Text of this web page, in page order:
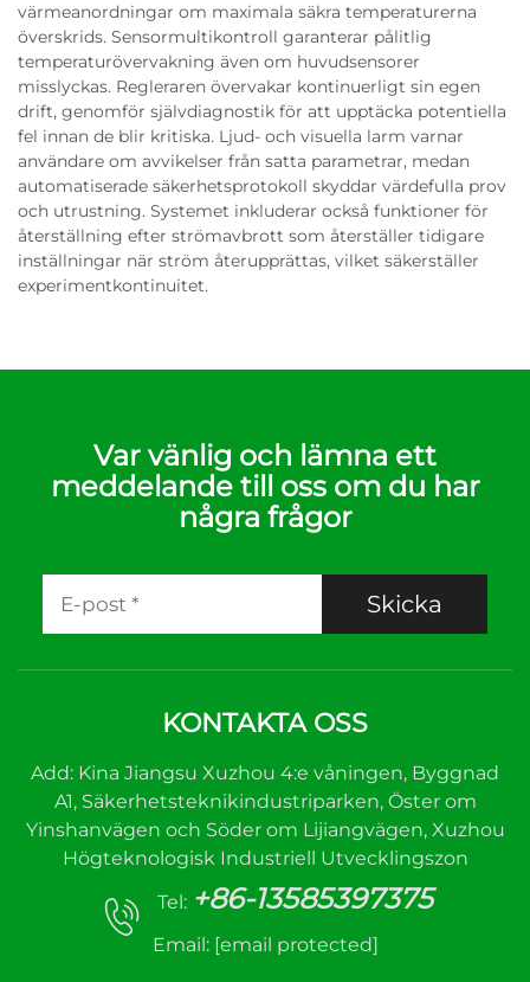
värmeanordningar om maximala säkra temperaturerna
överskrids. Sensormultikontroll garanterar pålitlig
temperaturövervakning även om huvudsensorer
misslyckas. Regleraren övervakar kontinuerligt sin egen
drift, genomför självdiagnostik för att upptäcka potentiella
fel innan de blir kritiska. Ljud- och visuella larm varnar
användare om avvikelser från satta parametrar, medan
automatiserade säkerhetsprotokoll skyddar värdefulla prov
och utrustning. Systemet inkluderar också funktioner för
återställning efter strömavbrott som återställer tidigare
inställningar när ström återupprättas, vilket säkerställer
experimentkontinuitet.
Var vänlig och lämna ett
meddelande till oss om du har
några frågor
Skicka
KONTAKTA OSS
Add: Kina Jiangsu Xuzhou 4:e våningen, Byggnad
A1, Säkerhetsteknikindustriparken, Öster om
Yinshanvägen och Söder om Lijiangvägen, Xuzhou
Högteknologisk Industriell Utvecklingszon
Tel: +86-13585397375
Email: [email protected]